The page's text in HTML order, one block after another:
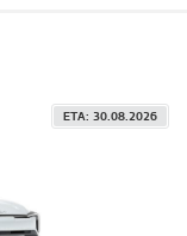
ETA: 30.08.2026